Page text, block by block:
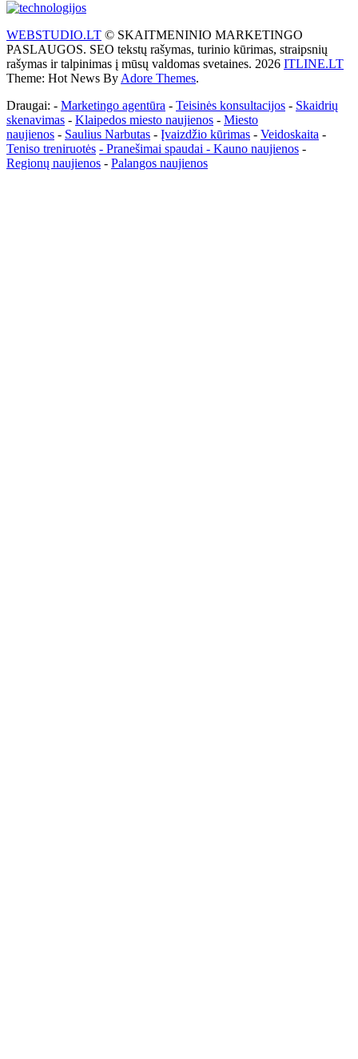
WEBSTUDIO.LT © SKAITMENINIO MARKETINGO
PASLAUGOS. SEO tekstų rašymas, turinio kūrimas, straipsnių
rašymas ir talpinimas į mūsų valdomas svetaines. 2026 ITLINE.LT
Theme: Hot News By Adore Themes.
Draugai: - Marketingo agentūra - Teisinės konsultacijos - Skaidrių
skenavimas - Klaipedos miesto naujienos - Miesto
naujienos - Saulius Narbutas - Įvaizdžio kūrimas - Veidoskaita -
Teniso treniruotės - Pranešimai spaudai - Kauno naujienos -
Regionų naujienos - Palangos naujienos